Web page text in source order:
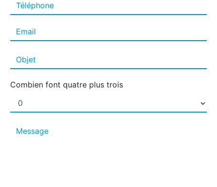
Combien font quatre plus trois